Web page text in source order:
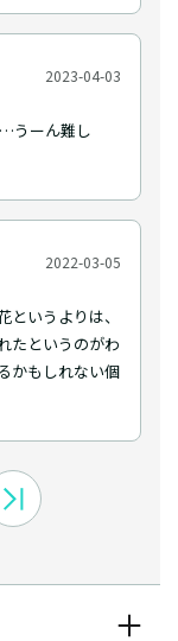
2023-04-03
うーん難し
2022-03-05
いうよりは、
たというのがわ
かもしれない個